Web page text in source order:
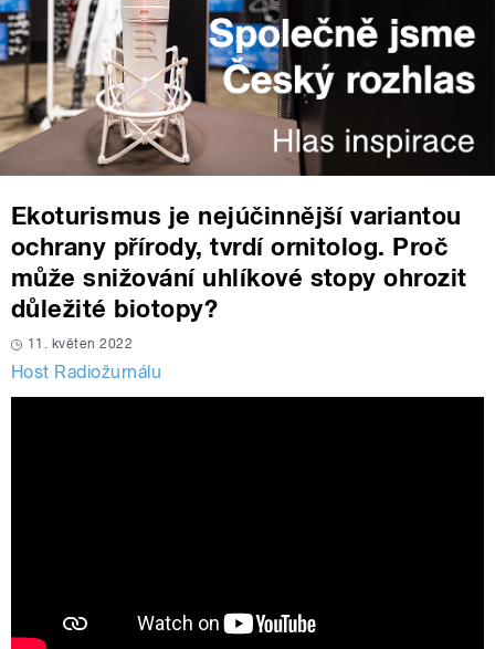
Ekoturismus je nejúčinnější variantou
ochrany přírody, tvrdí ornitolog. Proč
může snižování uhlíkové stopy ohrozit
důležité biotopy?
11. květen 2022
Host Radiožurnálu